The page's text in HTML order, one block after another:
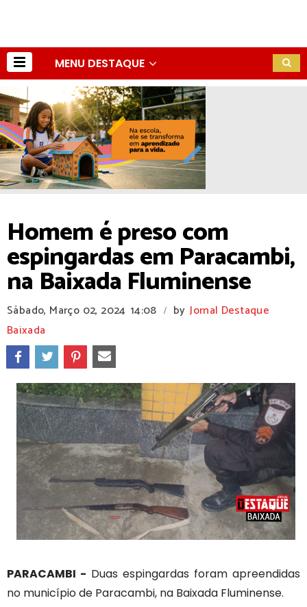
MENU DESTAQUE
Homem é preso com
espingardas em Paracambi,
na Baixada Fluminense
Sábado, Março 02, 2024 14:08 / by Jornal Destaque
Baixada
PARACAMBI - Duas espingardas foram apreendidas
no município de Paracambi, na Baixada Fluminense.